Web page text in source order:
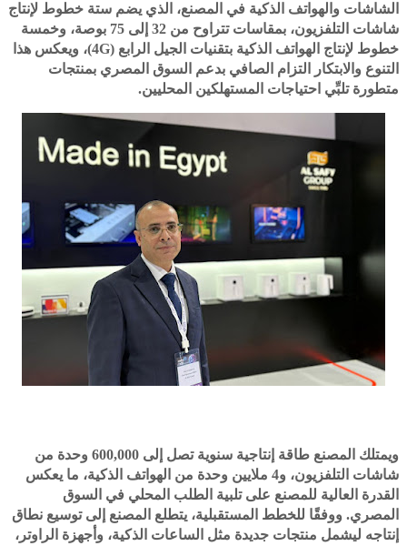
الشاشات والهواتف الذكية في المصنع، الذي يضم ستة خطوط لإنتاج
شاشات التلفزيون، بمقاسات تتراوح من 32 إلى 75 بوصة، وخمسة
خطوط لإنتاج الهواتف الذكية بتقنيات الجيل الرابع (4G)، ويعكس هذا
التنوع والابتكار التزام الصافي بدعم السوق المصري بمنتجات
متطورة تلبِّي احتياجات المستهلكين المحليين.
ويمتلك المصنع طاقة إنتاجية سنوية تصل إلى 600,000 وحدة من
شاشات التلفزيون، و4 ملايين وحدة من الهواتف الذكية، ما يعكس
القدرة العالية للمصنع على تلبية الطلب المحلي في السوق
المصري. ووفقًا للخطط المستقبلية، يتطلع المصنع إلى توسيع نطاق
إنتاجه ليشمل منتجات جديدة مثل الساعات الذكية، وأجهزة الراوتر،